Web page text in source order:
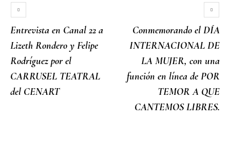
Entrevista en Canal 22 a
Lizeth Rondero y Felipe
Rodríguez por el
CARRUSEL TEATRAL
del CENART
Conmemorando el DÍA
INTERNACIONAL DE
LA MUJER, con una
función en línea de POR
TEMOR A QUE
CANTEMOS LIBRES.